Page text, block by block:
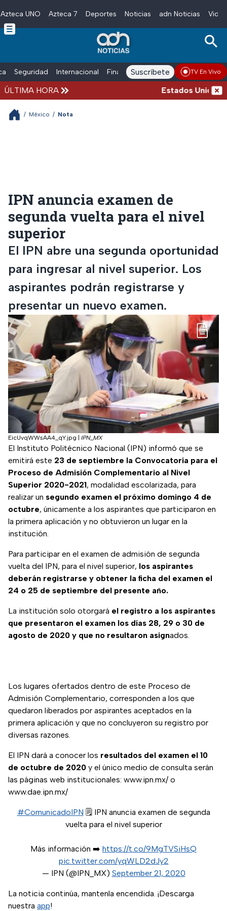
Skip to main content
Azteca UNO Azteca 7 Deportes Noticias adn Noticias
Seguridad Internacional Finanzas adn Noticias Radio
Suscríbete TV En Vivo
ÚLTIMA HORA Estados Unidos
/ México / Nota
IPN anuncia examen de
segunda vuelta para el nivel
superior
El IPN abre una segunda oportunidad
para ingresar al nivel superior. Los
aspirantes podrán registrarse y
presentar un nuevo examen.
EicUvqWWsAA4_qY.jpg IPN_MX
El Instituto Politécnico Nacional (IPN) informó que se
emitirá este 23 de septiembre la Convocatoria para el
Proceso de Admisión Complementario al Nivel
Superior 2020-2021, modalidad escolarizada, para
realizar un segundo examen el próximo domingo 4 de
octubre, únicamente a los aspirantes que participaron en
la primera aplicación y no obtuvieron un lugar en la
institución.
Para participar en el examen de admisión de segunda
vuelta del IPN, para el nivel superior, los aspirantes
deberán registrarse y obtener la ficha del examen el
24 o 25 de septiembre del presente año.
La institución solo otorgará el registro a los aspirantes
que presentaron el examen los días 28, 29 o 30 de
agosto de 2020 y que no resultaron asignados.
Los lugares ofertados dentro de este Proceso de
Admisión Complementario, corresponden a los que
quedaron liberados por aspirantes aceptados en la
primera aplicación y que no concluyeron su registro por
diversas razones.
El IPN dará a conocer los resultados del examen el 10
de octubre de 2020 y el único medio de consulta serán
las páginas web institucionales: www.ipn.mx/ o
www.dae.ipn.mx/
#ComunicadoIPN 🗒️ IPN anuncia examen de segunda
vuelta para el nivel superior
Más información ➡️ https://t.co/9MgTVSiHsQ
pic.twitter.com/yqWLD2dJy2
— IPN (@IPN_MX) September 21, 2020
La noticia continúa, mantenla encendida. ¡Descarga
nuestra app!